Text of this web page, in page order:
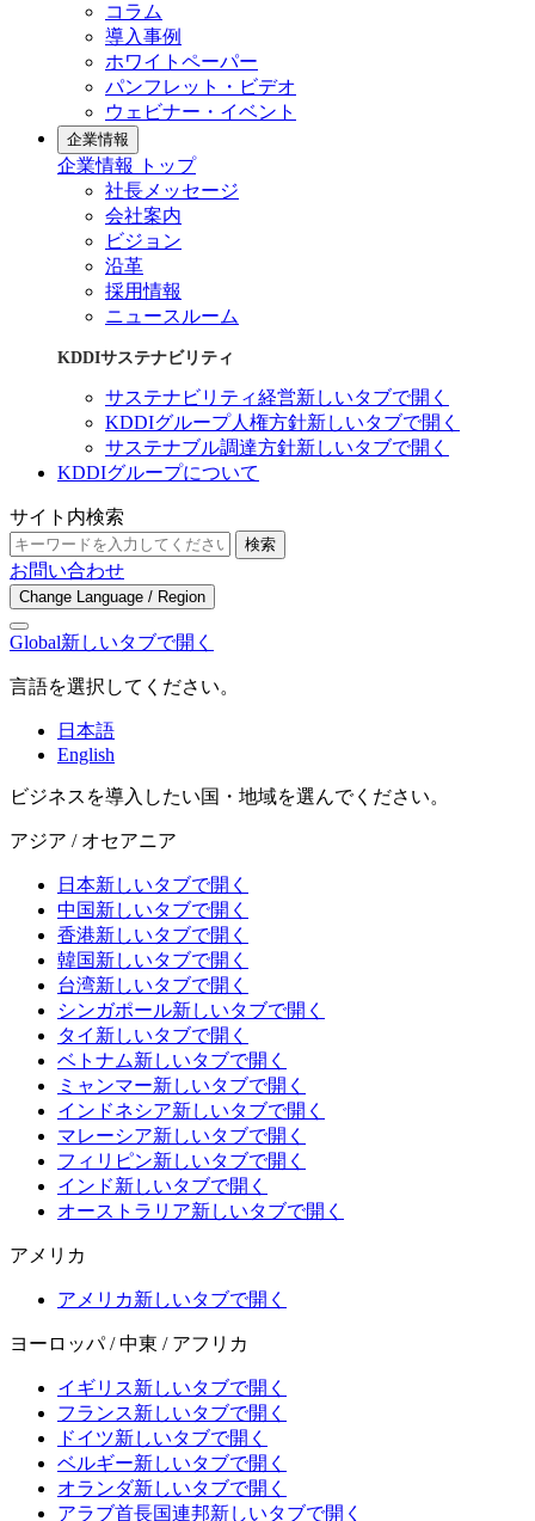
コラム
導入事例
ホワイトペーパー
パンフレット・ビデオ
ウェビナー・イベント
企業情報
企業情報 トップ
社長メッセージ
会社案内
ビジョン
沿革
採用情報
ニュースルーム
KDDIサステナビリティ
サステナビリティ経営新しいタブで開く
KDDIグループ人権方針新しいタブで開く
サステナブル調達方針新しいタブで開く
KDDIグループについて
サイト内検索
検索
お問い合わせ
Change Language / Region
Global新しいタブで開く
言語を選択してください。
日本語
English
ビジネスを導入したい国・地域を選んでください。
アジア / オセアニア
日本新しいタブで開く
中国新しいタブで開く
香港新しいタブで開く
韓国新しいタブで開く
台湾新しいタブで開く
シンガポール新しいタブで開く
タイ 新しいタブで開く
ベトナム新しいタブで開く
ミャンマー新しいタブで開く
インドネシア新しいタブで開く
マレーシア新しいタブで開く
フィリピン新しいタブで開く
インド新しいタブで開く
オーストラリア新しいタブで開く
アメリカ
アメリカ新しいタブで開く
ヨーロッパ / 中東 / アフリカ
イギリス新しいタブで開く
フランス新しいタブで開く
ドイツ新しいタブで開く
ベルギー新しいタブで開く
オランダ新しいタブで開く
アラブ首長国連邦新しいタブで開く